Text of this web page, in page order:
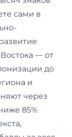
сами в
— от
до
и
через
85%